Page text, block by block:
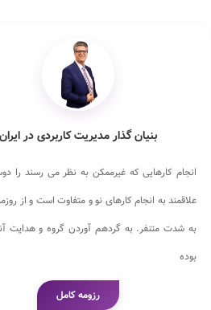
بنیان گذار مدیریت کاربردی در ایران
انجام کارهایی که غیرممکن به نظر می رسند را
علاقمند به انجام کارهای نو و متفاوت است و از
به شدت متنفر. به گردهم آوردن گروه و هدایت
بوده
رزومه کامل